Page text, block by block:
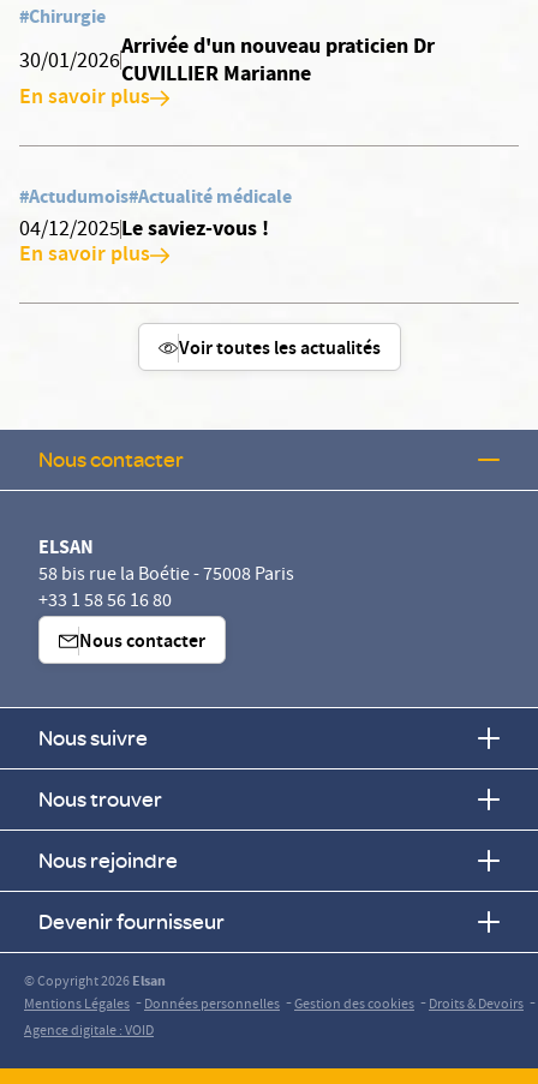
#Chirurgie
30/01/2026
Arrivée d'un nouveau praticien Dr
CUVILLIER Marianne
En savoir plus
#Actudumois#Actualité médicale
04/12/2025Le saviez-vous !
En savoir plus
Voir toutes les actualités
Nous contacter
ELSAN
58 bis rue la Boétie - 75008 Paris
+33 1 58 56 16 80
Nous contacter
Nous suivre
Nous trouver
Nous rejoindre
Devenir fournisseur
© Copyright 2026Elsan
Mentions Légales -Données personnelles -Gestion des cookies -Droits & Devoirs -
Agence digitale : VOID